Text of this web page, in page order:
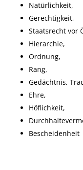
Natürlichkeit,
Gerechtigkeit,
Staatsrecht vor
Hierarchie,
Ordnung,
Rang,
Gedächtnis,
Ehre,
Höflichkeit,
Bescheidenheit